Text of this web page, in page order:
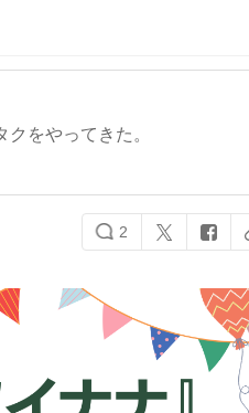
をやってきた。
2